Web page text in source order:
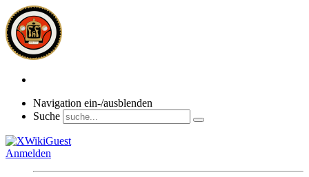
Navigation ein-/ausblenden
Suche
Anmelden